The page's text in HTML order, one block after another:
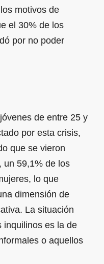
motivos de
el 30% de los
por no poder
de entre 25 y
por esta crisis,
que se vieron
un 59,1% de los
lo que
dimensión de
La situación
inquilinos es la de
o aquellos